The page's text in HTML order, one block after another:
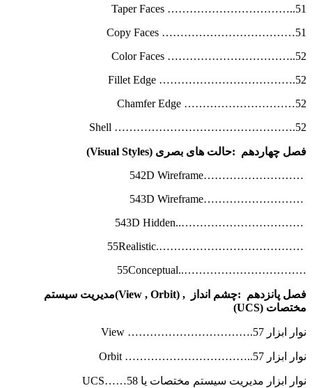
Taper Faces ……………………………..51
Copy Faces ………………………………51
Color Faces ……………………………..52
Fillet Edge ……………………………….52
Chamfer Edge …………………………52
Shell ………………………………………….52
فصل چهاردهم :حالت های بصری (Visual Styles)
………………………542D Wireframe
………………………543D Wireframe
……………………………..543D Hidden
………………………………….55Realistic
……………………………..55Conceptual
فصل پانزدهم :چشم انداز ,
(View , Orbit)
مدیریت سیستم
مختصات (UCS)
نوار ابزار View …………………………….57
نوار ابزار Orbit ……………………………..57
نوار ابزار مدیریت سیستم مختصات یا UCS……58